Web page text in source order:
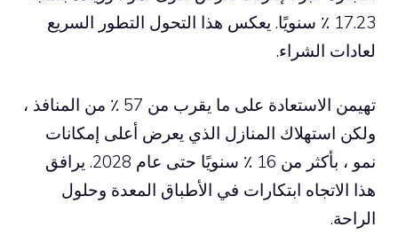
17.23 ٪ سنويًا. يعكس هذا التحول التطور السريع
لعادات الشراء.
تهيمن الاستعادة على ما يقرب من 57 ٪ من المنافذ ،
ولكن استهلاك المنازل الذي يعرض أعلى إمكانات
نمو ، بأكثر من 16 ٪ سنويًا حتى عام 2028. يرافق
هذا الاتجاه ابتكارات في الأطباق المعدة وحلول
الراحة.